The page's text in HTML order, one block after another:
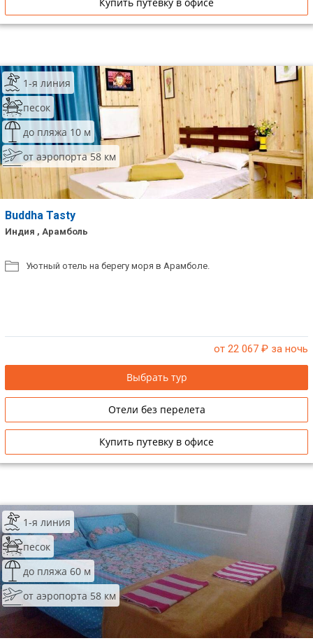
1-я линия
песок
до пляжа 10 м
от аэропорта 58 км
Buddha Tasty
Индия , Арамболь
Уютный отель на берегу моря в Арамболе.
от 22 067 ₽ за ночь
Выбрать тур
Отели без перелета
Купить путевку в офисе
1-я линия
песок
до пляжа 60 м
от аэропорта 58 км